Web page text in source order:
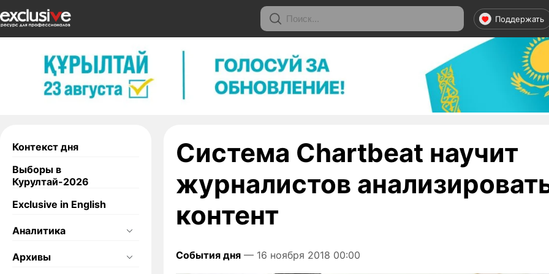
Поддержать
Контекст дня
Выборы в
Курултай-2026
Exclusive in English
Аналитика
Архивы
Система Chartbeat научит
журналистов
контент
События дня — 16 ноября 2018 00:00